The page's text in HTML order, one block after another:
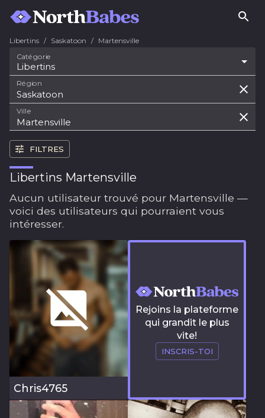
Libertins / Saskatoon / Martensville
Catégorie
Libertins
Région
Ville
FILTRES
Libertins Martensville
Aucun utilisateur trouvé pour Martensville —
voici des utilisateurs qui pourraient vous
intéresser.
Chris4765
Rejoins la plateforme
qui grandit le plus
vite!
INSCRIS-TOI